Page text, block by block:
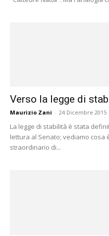
Verso la legge di
Maurizio Zani - 24 Dicembre 2015
La legge di stabilità è stata
lettura al Senato; vediamo cosa
straordinario di...